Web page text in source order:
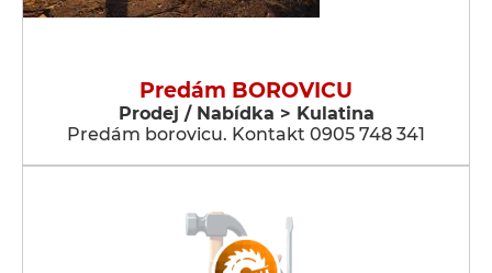
Predám BOROVICU
Prodej / Nabídka > Kulatina
Predám borovicu. Kontakt 0905 748 341